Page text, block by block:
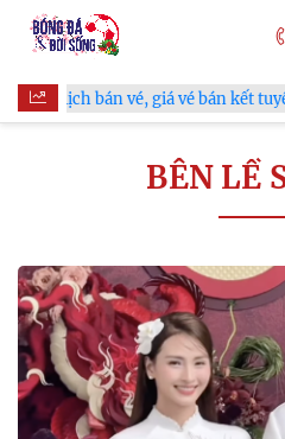
bố lịch bán vé, giá vé bán kết tuyển
BÊN LỀ